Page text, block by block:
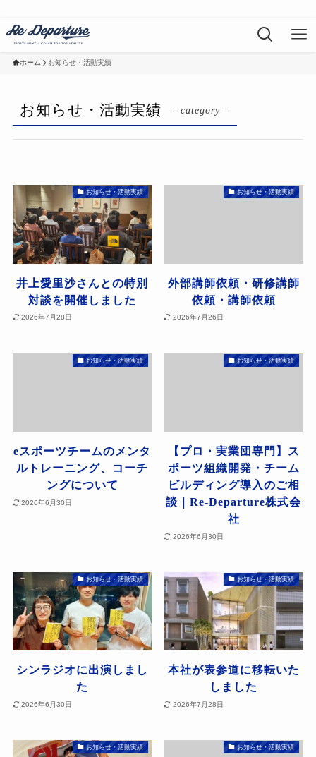
ホーム お知らせ・活動実績
お知らせ・活動実績 – category –
お知らせ・活動実績
井上愛里沙さんとの特別
対談を開催しました
2026年7月28日
お知らせ・活動実績
外部講師依頼・研修講師
依頼・講師依頼
2026年7月26日
お知らせ・活動実績
eスポーツチームのメンタ
ルトレーニング、コーチ
ングについて
2026年6月30日
お知らせ・活動実績
【プロ・実業団専門】ス
ポーツ組織開発・チーム
ビルディング導入のご相
談｜Re-Departure株式会
社
2026年6月30日
お知らせ・活動実績
シンラジオに出演しまし
た
2026年6月30日
お知らせ・活動実績
本社が表参道に移転いた
しました
2026年7月28日
お知らせ・活動実績 お知らせ・活動実績